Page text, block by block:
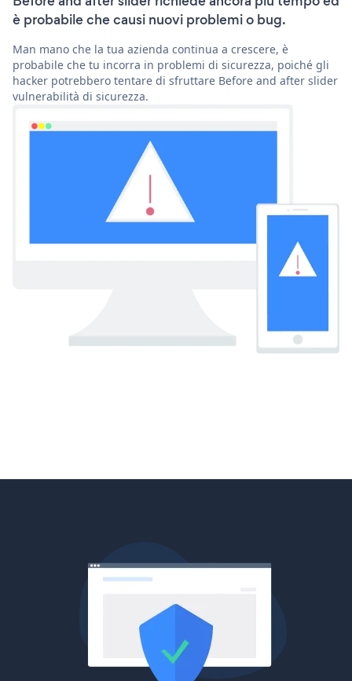
è probabile che causi nuovi problemi o bug.
Man mano che la tua azienda continua a crescere, è
probabile che tu incorra in problemi di sicurezza, poiché gli
hacker potrebbero tentare di sfruttare Before and after slider
vulnerabilità di sicurezza.